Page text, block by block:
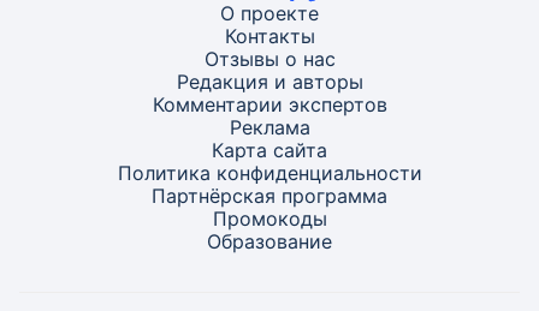
О проекте
Контакты
Отзывы о нас
Редакция и авторы
Комментарии экспертов
Реклама
Карта сайта
Политика конфиденциальности
Партнёрская программа
Промокоды
Образование